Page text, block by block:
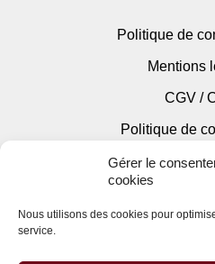
Gérer le
cookies
Nous utilisons des cookies pour
service.
Politique de
Mentions
CGV /
Politique de